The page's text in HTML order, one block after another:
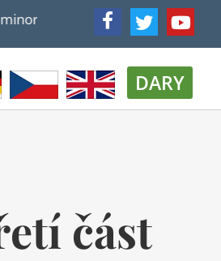
Christians, US State Dept
DARY
část